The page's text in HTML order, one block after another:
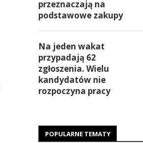
przeznaczają na
podstawowe zakupy
Na jeden wakat
przypadają 62
zgłoszenia. Wielu
kandydatów nie
rozpoczyna pracy
POPULARNE TEMATY